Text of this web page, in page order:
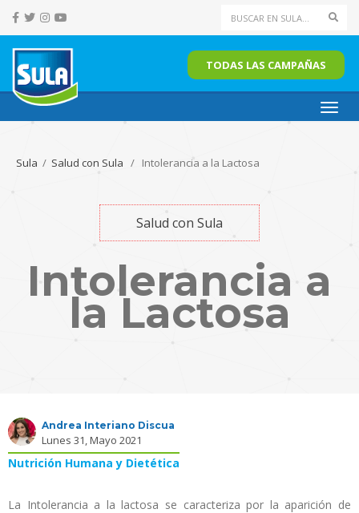
TODAS LAS CAMPAÑAS
Sula / Salud con Sula / Intolerancia a la Lactosa
Salud con Sula
Intolerancia a
la Lactosa
Andrea Interiano Discua
Lunes 31, Mayo 2021
Nutrición Humana y Dietética
La Intolerancia a la lactosa se caracteriza por la aparición de